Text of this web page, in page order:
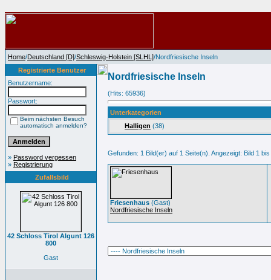
Home/Deutschland [D]/Schleswig-Holstein [SLHL]/Nordfriesische Inseln
Registrierte Benutzer
Benutzername:
Passwort:
Beim nächsten Besuch
automatisch anmelden?
» Password vergessen
» Registrierung
Zufallsbild
42 Schloss Tirol Algunt 126
800
Gast
Nordfriesische Inseln
(Hits: 65936)
Unterkategorien
Halligen (38)
Gefunden: 1 Bild(er) auf 1 Seite(n). Angezeigt: Bild 1 bis
Friesenhaus (Gast)
Nordfriesische Inseln